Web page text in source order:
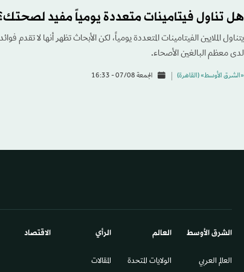
هل تناول فيتامينات متعددة يومياً مفيد
يتناول الملايين الفيتامينات المتعددة يومياً، لكن الأبحاث تظهر أنها لا
لدى معظم البالغين الأصحاء.
«الشرق الأوسط» (القاهرة) الجمعة 07/08 - 16:33
الشرق الأوسط​
العالم العربي
العالم
الولايات المتحدة
الرأي
المقالات
الاقتصاد